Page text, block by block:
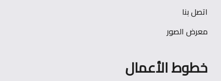
اتصل بنا
معرض الصور
خطوط الأعمال